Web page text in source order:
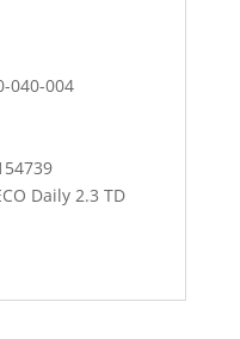
040-004
Daily 2.3 TD